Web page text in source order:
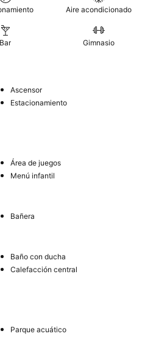
Aire acondicionado
Bar Gimnasio
Ascensor
Estacionamiento
Área de juegos
Menú infantil
Bañera
Baño con ducha
Calefacción central
Parque acuático